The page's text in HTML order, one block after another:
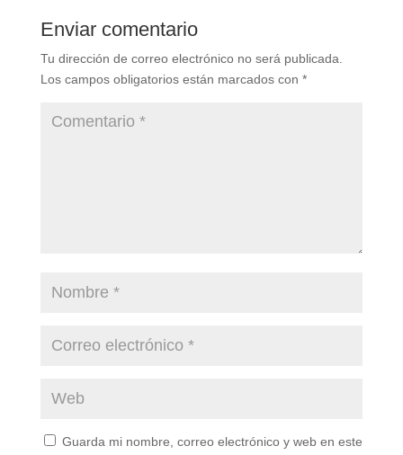
Enviar comentario
Tu dirección de correo electrónico no será publicada.
Los campos obligatorios están marcados con *
Guarda mi nombre, correo electrónico y web en este